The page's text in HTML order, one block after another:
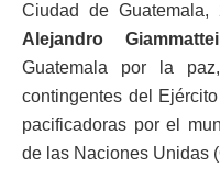
Ciudad de
Alejandro Giammattei
Guatemala por la
contingentes del
pacificadoras por el
de las Naciones Unidas (